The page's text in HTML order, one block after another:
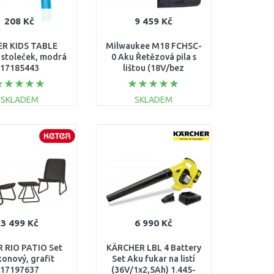
208 Kč
KIDS TABLE
modrá
17185443
SKLADEM
9 459 Kč
Milwaukee M18 FCHSC-
0 Aku Řetězová pila s
lištou (18V/bez
aku/30cm) 4933471441
SKLADEM
3 499 Kč
RIO PATIO Set
grafit
17197637
6 990 Kč
KÄRCHER LBL 4 Battery
Set Aku fukar na listí
(36V/1x2,5Ah) 1.445-